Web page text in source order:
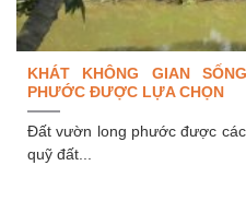
KHÁT KHÔNG GIAN
PHƯỚC ĐƯỢC LỰA CHỌN
Đất vườn long phước được
quỹ đất...